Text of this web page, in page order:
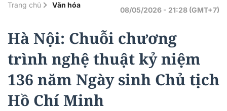
Trang chủ Văn hóa
08/05/2026 - 21:28 (GMT+7)
Hà Nội: Chuỗi chương
trình nghệ thuật kỷ niệm
136 năm Ngày sinh Chủ tịch
Hồ Chí Minh